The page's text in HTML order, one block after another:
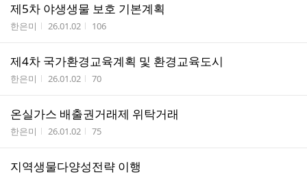
제5차 야생생물 보호 기본계획
작성자
한은미 작성시간
26.01.02 조회수
106
제4차 국가환경교육계획 및 환경교육도시
작성자
한은미 작성시간
26.01.02 조회수
70
온실가스 배출권거래제 위탁거래
작성자
한은미 작성시간
26.01.02 조회수
75
지역생물다양성전략 이행